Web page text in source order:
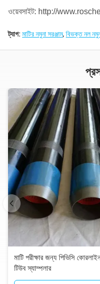
ওয়েবসাইট: http://
ট্যাগ: মাটির নমুনা সরঞ্জাম, বিভক্ত নল
মাটি পরীক্ষার জন্য পিভিসি
টিউব স্যাম্পলার